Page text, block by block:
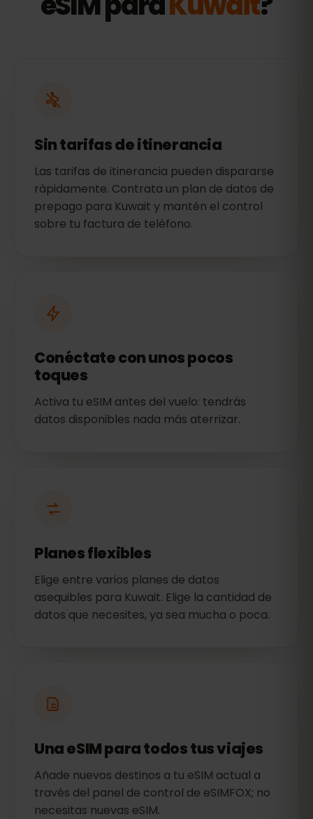
Sin tarifas de itinerancia
Las tarifas de itinerancia pueden dispararse
rápidamente. Contrata un plan de datos de
prepago para Kuwait y mantén el control
sobre tu factura de teléfono.
Conéctate con unos pocos
toques
Activa tu eSIM antes del vuelo: tendrás
datos disponibles nada más aterrizar.
Planes flexibles
Elige entre varios planes de datos
asequibles para Kuwait. Elige la cantidad de
datos que necesites, ya sea mucha o poca.
Una eSIM para todos tus viajes
Añade nuevos destinos a tu eSIM actual a
través del panel de control de eSIMFOX; no
necesitas nuevas eSIM.